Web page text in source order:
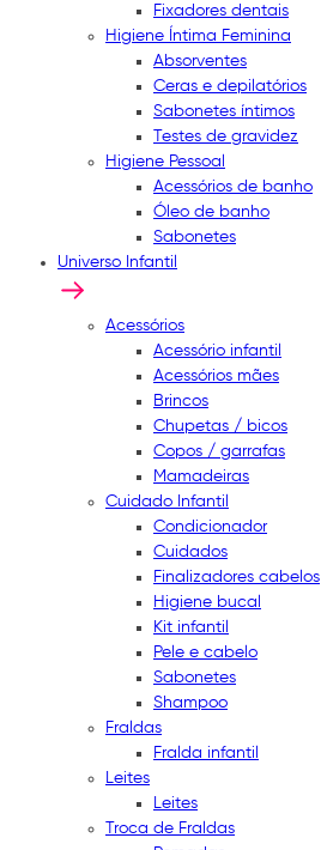
Fixadores dentais
Higiene Íntima Feminina
Absorventes
Ceras e depilatórios
Sabonetes íntimos
Testes de gravidez
Higiene Pessoal
Acessórios de banho
Óleo de banho
Sabonetes
Universo Infantil
Acessórios
Acessório infantil
Acessórios mães
Brincos
Chupetas / bicos
Copos / garrafas
Mamadeiras
Cuidado Infantil
Condicionador
Cuidados
Finalizadores cabelos
Higiene bucal
Kit infantil
Pele e cabelo
Sabonetes
Shampoo
Fraldas
Fralda infantil
Leites
Leites
Troca de Fraldas